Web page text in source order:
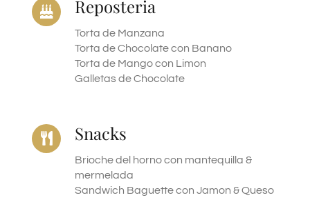
Reposteria
Torta de Manzana
Torta de Chocolate con Banano
Torta de Mango con Limon
Galletas de Chocolate
Snacks
Brioche del horno con mantequilla &
mermelada
Sandwich Baguette con Jamon & Queso